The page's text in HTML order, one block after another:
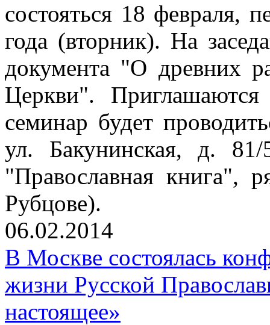
состояться 18 февраля,
года (вторник). На
документа "О древних
Церкви".
семинар будет
ул. Бакунинская, д.
"Православная книга",
Рубцове).
06.02.2014
В Москве состоялась
жизни Русской
настоящее»